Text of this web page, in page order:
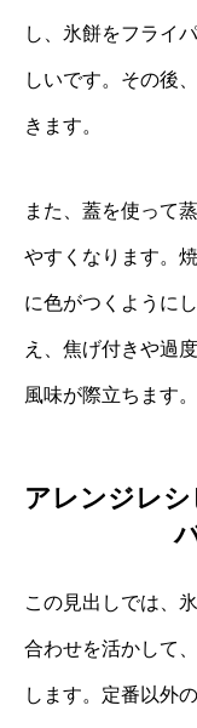
し、氷餅をフライ
しいです。その後
きます。
また、蓋を使って
やすくなります。
に色がつくように
え、焦げ付きや過
風味が際立ちます。
アレンジレ
この見出しでは、
合わせを活かして
します。定番以外